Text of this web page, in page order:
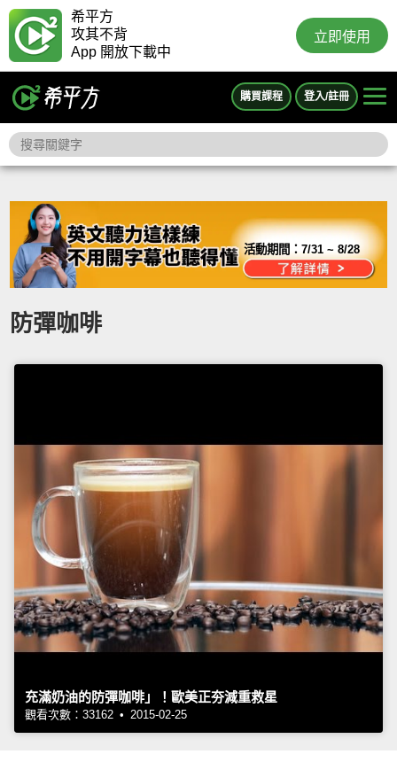
希平方
攻其不背
App 開放下載中
立即使用
購買課程 登入/註冊
活動期間：7/31 ~ 8/28
防彈咖啡
充滿奶油的防彈咖啡」！歐美正夯減重救星
觀看次數：33162 • 2015-02-25